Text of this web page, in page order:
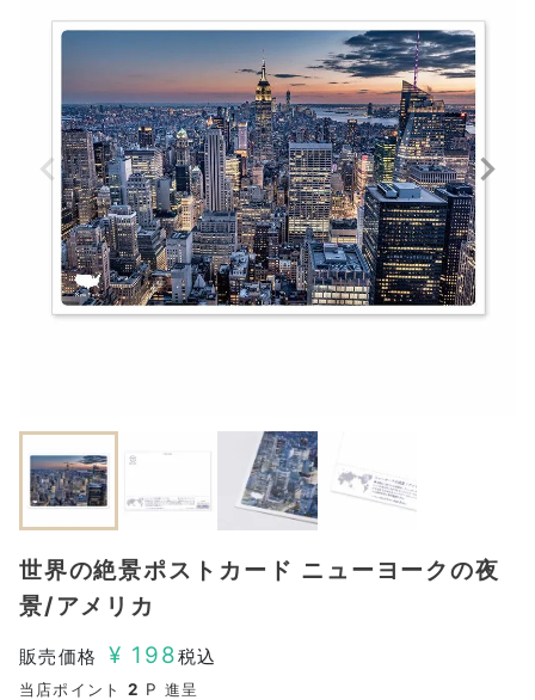
世界の絶景ポストカード ニューヨークの夜
景/アメリカ
販売価格 ¥ 198税込
当店ポイント 2 P 進呈